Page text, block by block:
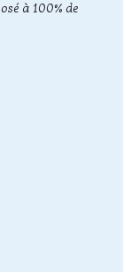
à 100% de